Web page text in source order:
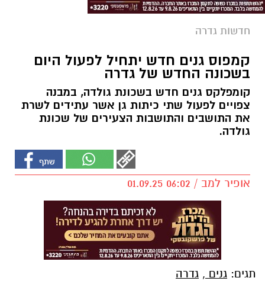
חדשות גדרה
קמפוס גנים חדש יתחיל לפעול היום
בשכונה החדש של גדרה
קומפלקס גנים חדש בשכונת גולדה, במבנה
צפויים לפעול שתי כיתות גן אשר עתידים לשרת
את התושבים והתושבות הצעירים של שכונת
גולדה.
אופיר למב / 06:02 01.09.25
תגים: גנים , גדרה